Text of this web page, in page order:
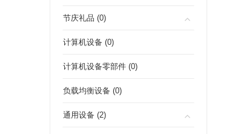
节庆礼品 (0)
计算机设备 (0)
计算机设备零部件 (0)
负载均衡设备 (0)
通用设备 (2)